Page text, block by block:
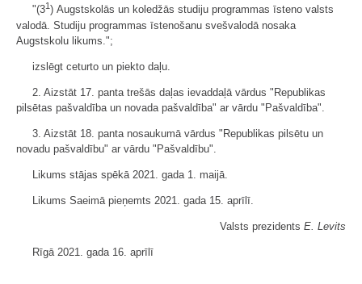
"(31 ) Augstskolās un koledžās studiju programmas īsteno valsts
valodā. Studiju programmas īstenošanu svešvalodā nosaka
Augstskolu likums.";
izslēgt ceturto un piekto daļu.
2. Aizstāt 17. panta trešās daļas ievaddaļā vārdus "Republikas
pilsētas pašvaldība un novada pašvaldība" ar vārdu "Pašvaldība".
3. Aizstāt 18. panta nosaukumā vārdus "Republikas pilsētu un
novadu pašvaldību" ar vārdu "Pašvaldību".
Likums stājas spēkā 2021. gada 1. maijā.
Likums Saeimā pieņemts 2021. gada 15. aprīlī.
Valsts prezidents E. Levits
Rīgā 2021. gada 16. aprīlī